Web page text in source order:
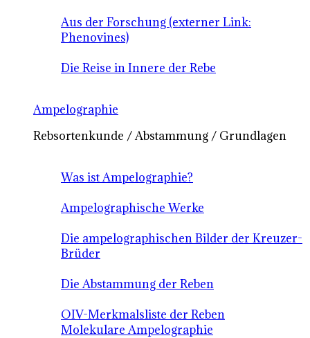
Aus der Forschung (externer Link:
Phenovines)
Die Reise in Innere der Rebe
Ampelographie
Rebsortenkunde / Abstammung / Grundlagen
Was ist Ampelographie?
Ampelographische Werke
Die ampelographischen Bilder der Kreuzer-
Brüder
Die Abstammung der Reben
OIV-Merkmalsliste der Reben
Molekulare Ampelographie